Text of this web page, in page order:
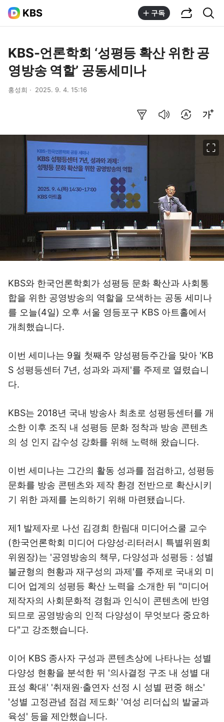
KBS 구독
KBS-언론학회 ‘성평등 확산 위한 공
영방송 역할’ 공동세미나
홍성희 2025. 9. 4. 15:16
KBS와 한국언론학회가 성평등 문화 확산과 사회통
합을 위한 공영방송의 역할을 모색하는 공동 세미나
를 오늘(4일) 오후 서울 영등포구 KBS 아트홀에서
개최했습니다.
이번 세미나는 9월 첫째주 양성평등주간을 맞아 'KB
S 성평등센터 7년, 성과와 과제'를 주제로 열렸습니
다.
KBS는 2018년 국내 방송사 최초로 성평등센터를 개
소한 이후 조직 내 성평등 문화 정착과 방송 콘텐츠
의 성 인지 감수성 강화를 위해 노력해 왔습니다.
이번 세미나는 그간의 활동 성과를 점검하고, 성평등
문화를 방송 콘텐츠와 제작 환경 전반으로 확산시키
기 위한 과제를 논의하기 위해 마련됐습니다.
제1 발제자로 나선 김경희 한림대 미디어스쿨 교수
(한국언론학회 미디어 다양성·리터러시 특별위원회
위원장)는 '공영방송의 책무, 다양성과 성평등 : 성별
불균형의 현황과 재구성의 과제'를 주제로 국내외 미
디어 업계의 성평등 확산 노력을 소개한 뒤 "미디어
제작자의 사회문화적 경험과 인식이 콘텐츠에 반영
되므로 공영방송의 인적 다양성이 무엇보다 중요하
다"고 강조했습니다.
이어 KBS 종사자 구성과 콘텐츠상에 나타나는 성별
다양성 현황을 분석한 뒤 '의사결정 구조 내 성별 대
표성 확대' '취재원·출연자 선정 시 성별 편중 해소'
'성별 고정관념 점검 제도화' '여성 리더십의 발굴과
육성' 등을 제안했습니다.